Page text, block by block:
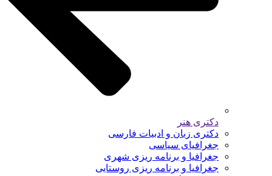
دکتری هنر
دکتری زبان و ادبیات فارسی
جغرافیای سیاسی
جغرافیا و برنامه ریزی شهری
جغرافیا و برنامه ریزی روستایی